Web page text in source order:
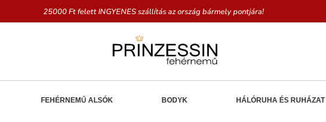
25000 Ft felett INGYENES szállítás az ország bármely pontjára!
FEHÉRNEMŰ ALSÓK BODYK HÁLÓRUHA ÉS RUHÁZAT